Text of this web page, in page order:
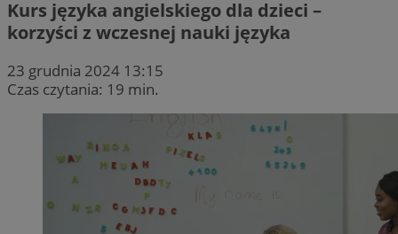
Kurs języka angielskiego dla dzieci –
korzyści z wczesnej nauki języka
23 grudnia 2024 13:15
Czas czytania: 19 min.